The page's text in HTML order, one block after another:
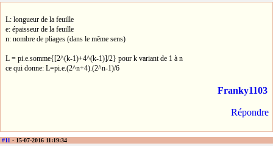
L: longueur de la feuille
e: épaisseur de la feuille
n: nombre de pliages (dans le même sens)
L = pi.e.somme{[2^(k-1)+4^(k-1)]/2} pour k variant de 1 à n
ce qui donne: L=pi.e.(2^n+4).(2^n-1)/6
Franky1103
Répondre
#11 - 15-07-2016 11:19:34